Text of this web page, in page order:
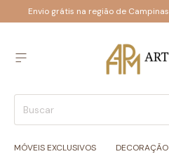
Envio grátis na região de Campinas
MÓVEIS EXCLUSIVOS DECORAÇÃO